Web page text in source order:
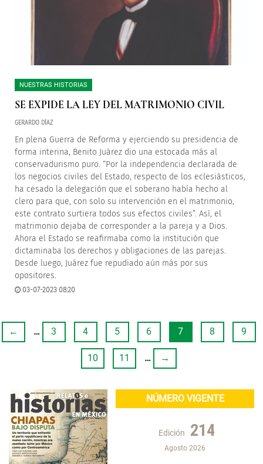
NUESTRAS HISTORIAS
SE EXPIDE LA LEY DEL MATRIMONIO CIVIL
GERARDO DÍAZ
En plena Guerra de Reforma y ejerciendo su presidencia de
forma interina, Benito Juárez dio una estocada más al
conservadurismo puro. “Por la independencia declarada de
los negocios civiles del Estado, respecto de los eclesiásticos,
ha cesado la delegación que el soberano había hecho al
clero para que, con solo su intervención en el matrimonio,
este contrato surtiera todos sus efectos civiles”. Así, el
matrimonio dejaba de corresponder a la pareja y a Dios.
Ahora el Estado se reafirmaba como la institución que
dictaminaba los derechos y obligaciones de las parejas.
Desde luego, Juárez fue repudiado aún más por sus
opositores.
03-07-2023 08:20
← … 3 4 5 6 7 8 9
10 11 … →
NÚMERO VIGENTE
Edición 214
Agosto 2026